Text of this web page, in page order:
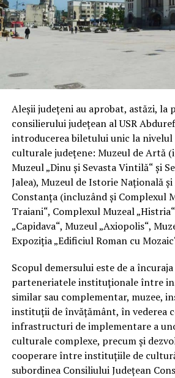
Aleșii județeni au aprobat, astăzi, la
consilierului județean al USR
introducerea biletului unic la
culturale județene: Muzeul de Artă
Muzeul „Dinu și Sevasta Vintilă“ și
Jalea), Muzeul de Istorie Națională
Constanța (incluzând și Complexul
Traiani“, Complexul Muzeal
„Capidava“, Muzeul „Axiopolis“,
Expoziția „Edificiul Roman cu
Scopul demersului este de a
parteneriatele instituționale între
similar sau complementar, muzee,
instituții de învățământ, în vederea
infrastructuri de implementare a
culturale complexe, precum și
cooperare între instituțiile de
subordinea Consiliului Județean